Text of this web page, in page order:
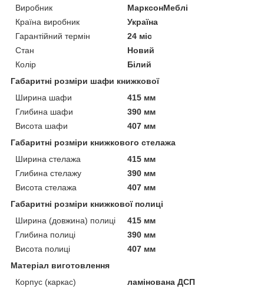
Виробник
МарксонМеблі
Країна виробник
Україна
Гарантійний термін
24 міс
Стан
Новий
Колір
Білий
Габаритні розміри шафи книжкової
Ширина шафи
415 мм
Глибина шафи
390 мм
Висота шафи
407 мм
Габаритні розміри книжкового стелажа
Ширина стелажа
415 мм
Глибина стелажу
390 мм
Висота стелажа
407 мм
Габаритні розміри книжкової полиці
Ширина (довжина) полиці
415 мм
Глибина полиці
390 мм
Висота полиці
407 мм
Матеріал виготовлення
Корпус (каркас)
ламінована ДСП